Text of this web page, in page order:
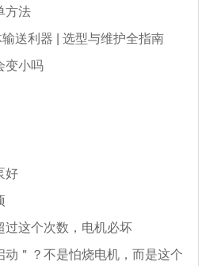
方法
送利器 | 选型与维护全指南
变小吗
好
过这个次数，电机必坏
动＂？不是怕烧电机，而是这个